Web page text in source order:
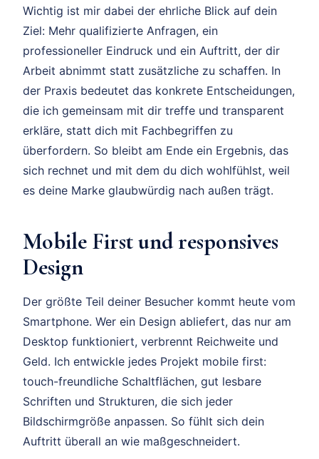
Wichtig ist mir dabei der ehrliche Blick auf dein
Ziel: Mehr qualifizierte Anfragen, ein
professioneller Eindruck und ein Auftritt, der dir
Arbeit abnimmt statt zusätzliche zu schaffen. In
der Praxis bedeutet das konkrete Entscheidungen,
die ich gemeinsam mit dir treffe und transparent
erkläre, statt dich mit Fachbegriffen zu
überfordern. So bleibt am Ende ein Ergebnis, das
sich rechnet und mit dem du dich wohlfühlst, weil
es deine Marke glaubwürdig nach außen trägt.
Mobile First und responsives
Design
Der größte Teil deiner Besucher kommt heute vom
Smartphone. Wer ein Design abliefert, das nur am
Desktop funktioniert, verbrennt Reichweite und
Geld. Ich entwickle jedes Projekt mobile first:
touch-freundliche Schaltflächen, gut lesbare
Schriften und Strukturen, die sich jeder
Bildschirmgröße anpassen. So fühlt sich dein
Auftritt überall an wie maßgeschneidert.